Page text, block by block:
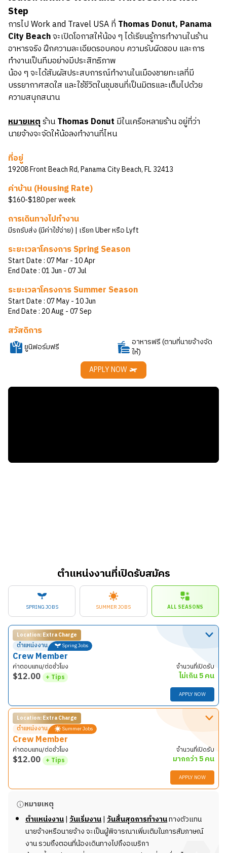
Step
การไป Work and Travel USA ที่ Thomas Donut, Panama
City Beachจะเปิดโอกาสให้น้อง ๆ ได้เรียนรู้การทำงานในร้าน
อาหารจริง ฝึกความละเอียดรอบคอบ ความรับผิดชอบ และการ
ทำงานเป็นทีมอย่างมีประสิทธิภาพ
น้อง ๆ จะได้สัมผัสประสบการณ์ทำงานในเมืองชายทะเลที่มี
บรรยากาศสดใส และใช้ชีวิตในชุมชนที่เป็นมิตรและเต็มไปด้วย
ความสนุกสนาน
หมายเหตุร้านThomas Donut มีในเครือหลายร้าน อยู่ที่ว่า
นายจ้างจะจัดให้น้อลงทำงานที่ไหน
ที่อยู่
19208 Front Beach Rd, Panama City Beach, FL 32413
ค่าบ้าน (Housing Rate)
$160-$180 per week
การเดินทางไปทำงาน
มีรถรับส่ง (มีค่าใช้จ่าย) | เรียก Uber หรือ Lyft
ระยะเวลาโครงการ Spring Season
Start Date :07 Mar- 10 Apr
End Date :01 Jun - 07 Jul
ระยะเวลาโครงการ Summer Season
Start Date :07 May- 10 Jun
End Date : 20 Aug - 07 Sep
สวัสดิการ
ยูนิฟอร์มฟรี
อาหารฟรี (ตามที่นายจ้างจัด
ให้)
APPLY NOW
ตำแหน่งงานที่เปิดรับสมัคร
SPRING JOBS SUMMER JOBS ALL SEASONS
Location: Extra Charge
ตำแหน่งงาน Spring Jobs
Crew Member
ค่าตอบแทน/ต่อชั่วโมง
$12.00 + Tips
จำนวนที่เปิดรับ
ไม่เกิน 5 คน
APPLY NOW
รายละเอียดงาน
กล่าวคำทักทายลูกค้า
จัดเตรียมโดนัทและไอศกรีม
ตกแต่งหน้าโดนัท
รับชำระเงิน
หมายเหตุร้าน
นายจ้างจะจัดให้น้อลงทำงานที่ไหน
*ข้อมูลนี้อาจมีการเปลี่ยนแปลง ขึ้นอยู่กับนายจ้าง
Location: Extra Charge
ตำแหน่งงาน Summer Jobs
Crew Member
ค่าตอบแทน/ต่อชั่วโมง
$12.00 + Tips
จำนวนที่เปิดรับ
มากกว่า 5 คน
APPLY NOW
รายละเอียดงาน
กล่าวคำทักทายลูกค้า
จัดเตรียมโดนัทและไอศกรีม
ตกแต่งหน้าโดนัท
หมายเหตุ
ตำแหน่งงาน| วันเริ่มงาน| วันสิ้นสุดการทำงานทางตัวแทน
นายจ้างหรือนายจ้าง จะเป็นผู้พิจารณาเพิ่มเติมในการสัมภาษณ์
งาน รวมถึงตอนที่น้องเดินทางไปถึงอเมริกา